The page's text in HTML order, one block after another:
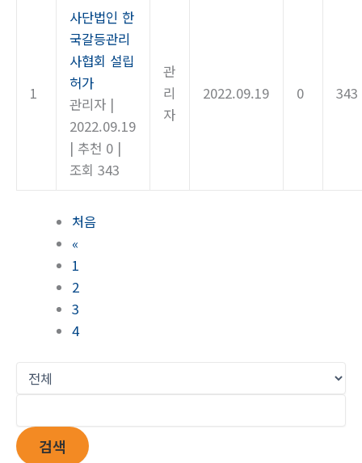
1
사단법인 한
국갈등관리
사협회 설립
허가
관리자 |
2022.09.19
| 추천 0 |
조회 343
관
리
자
2022.09.19 0 343
처음
«
1
2
3
4
검색